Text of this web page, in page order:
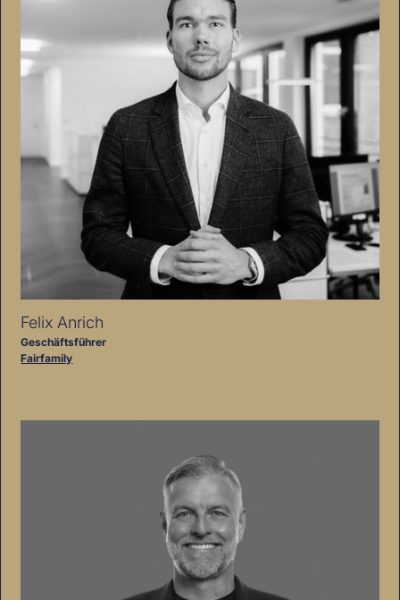
Felix Anrich
Geschäftsführer
Fairfamily